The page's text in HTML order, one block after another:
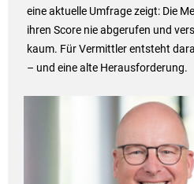
eine aktuelle Umfrage zeigt: Die
ihren Score nie abgerufen und
kaum. Für Vermittler entsteht
– und eine alte Herausforderung.